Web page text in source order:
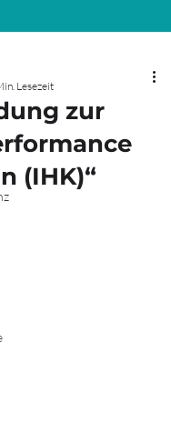
zur
(IHK)“
Lesezeit
bewertet.